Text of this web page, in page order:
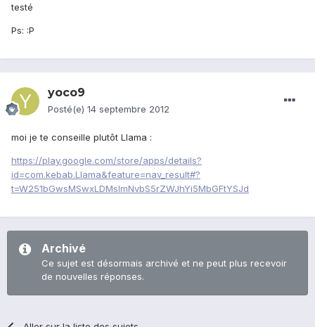
testé
Ps: :P
yoco9
Posté(e) 14 septembre 2012
moi je te conseille plutôt Llama :
https://play.google.com/store/apps/details?
id=com.kebab.Llama&feature=nav_result#?
t=W251bGwsMSwxLDMsImNvbS5rZWJhYi5MbGFtYSJd
Archivé
Ce sujet est désormais archivé et ne peut plus recevoir
de nouvelles réponses.